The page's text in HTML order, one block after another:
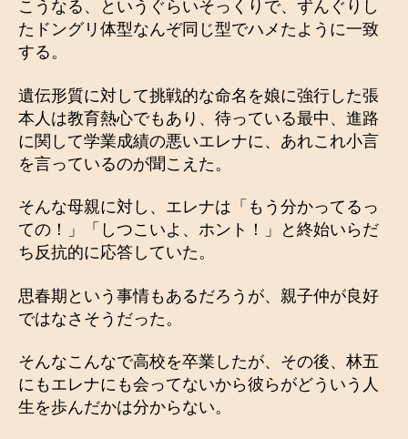
こうなる、というぐらいそっくりで、ずんぐりし
たドングリ体型なんぞ同じ型でハメたように一致
する。
遺伝形質に対して挑戦的な命名を娘に強行した張
本人は教育熱心でもあり、待っている最中、進路
に関して学業成績の悪いエレナに、あれこれ小言
を言っているのが聞こえた。
そんな母親に対し、エレナは「もう分かってるっ
ての！」「しつこいよ、ホント！」と終始いらだ
ち反抗的に応答していた。
思春期という事情もあるだろうが、親子仲が良好
ではなさそうだった。
そんなこんなで高校を卒業したが、その後、林五
にもエレナにも会ってないから彼らがどういう人
生を歩んだかは分からない。